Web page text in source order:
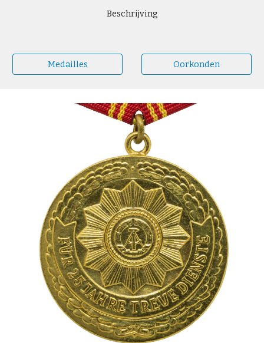
Beschrijving
Medailles Oorkonden